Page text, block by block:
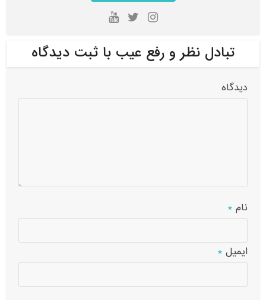
تبادل نظر و رفع عیب با ثبت دیدگاه
دیدگاه
نام*
ایمیل*